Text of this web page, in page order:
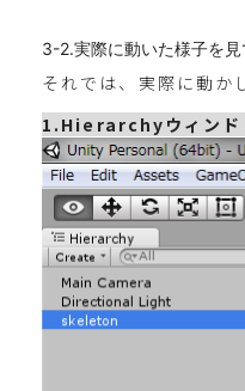
3-2.実際に動いた様子を見
それでは、実際に動か
1.Hierarchyウィンド